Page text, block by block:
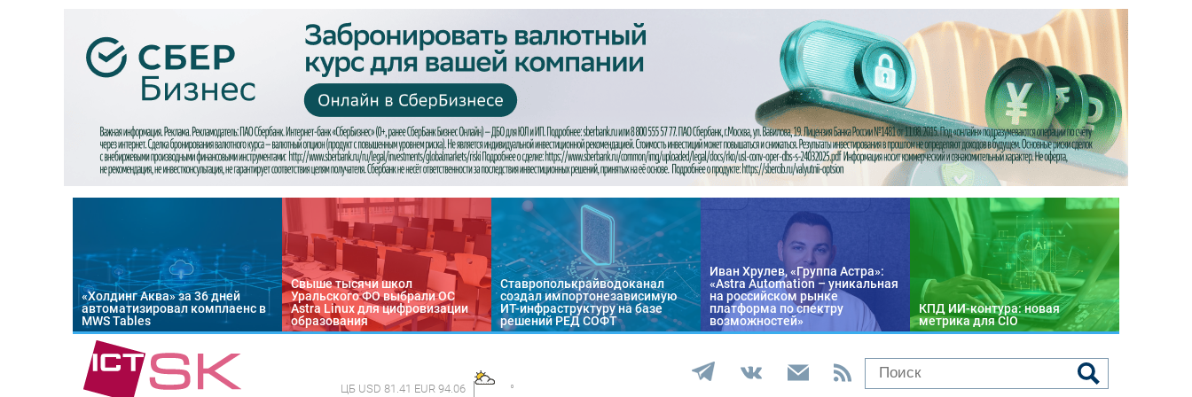
«Холдинг Аква» за 36 дней
автоматизировал комплаенс в
MWS Tables
Свыше тысячи школ
Уральского ФО выбрали ОС
Astra Linux для цифровизации
образования
Ставрополькрайводоканал
создал импортонезависимую
ИТ-инфраструктуру на базе
решений РЕД СОФТ
Иван Хрулев, «Группа Астра»:
«Astra Automation – уникальная
на российском рынке
платформа по спектру
возможностей»
КПД ИИ-контура: новая
метрика для CIO
ЦБ USD 81.41 EUR 94.06 °